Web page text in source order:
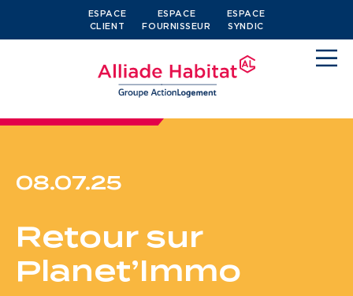
ESPACE
CLIENT
ESPACE
FOURNISSEUR
ESPACE
SYNDIC
Je cherche un logement
J’ai moins de 30 ans
08.07.25
Retour sur
Planet’Immo